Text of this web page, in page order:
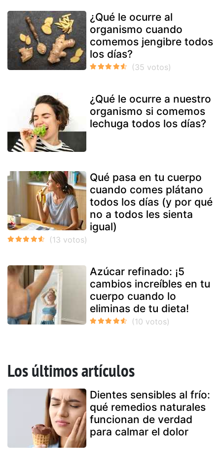
¿Qué le ocurre al
organismo cuando
comemos jengibre todos
los días?
¿Qué le ocurre a nuestro
organismo si comemos
lechuga todos los días?
Qué pasa en tu cuerpo
cuando comes plátano
todos los días (y por qué
no a todos les sienta
igual)
Azúcar refinado: ¡5
cambios increíbles en tu
cuerpo cuando lo
eliminas de tu dieta!
Los últimos artículos
Dientes sensibles al frío:
qué remedios naturales
funcionan de verdad
para calmar el dolor